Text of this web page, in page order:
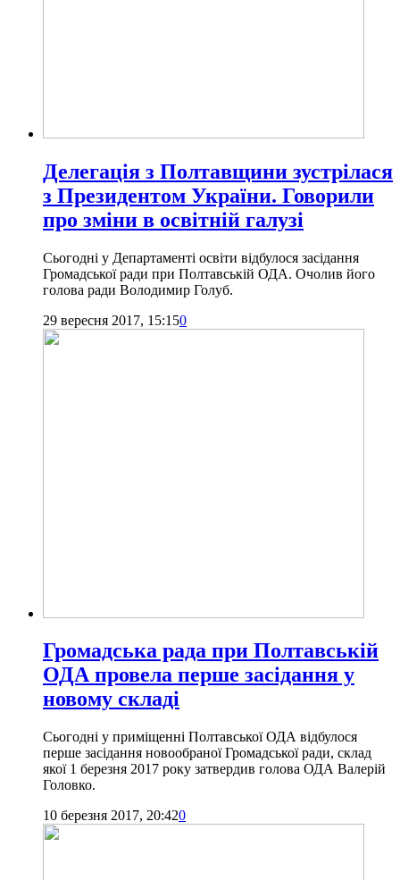
Делегація з Полтавщини зустрілася
з Президентом України. Говорили
про зміни в освітній галузі
Сьогодні у Департаменті освіти відбулося засідання
Громадської ради при Полтавській ОДА. Очолив його
голова ради Володимир Голуб.
29 вересня 2017, 15:150
Громадська рада при Полтавській
ОДА провела перше засідання у
новому складі
Сьогодні у приміщенні Полтавської ОДА відбулося
перше засідання новообраної Громадської ради, склад
якої 1 березня 2017 року затвердив голова ОДА Валерій
Головко.
10 березня 2017, 20:420